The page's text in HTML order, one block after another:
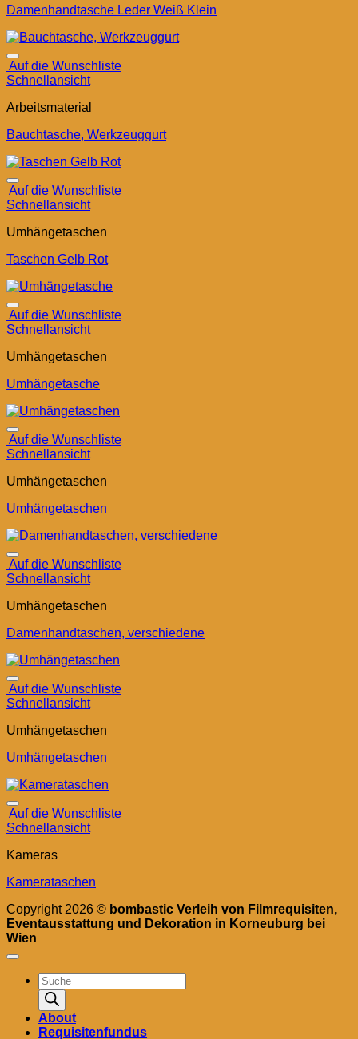
Damenhandtasche Leder Weiß Klein
Auf die Wunschliste
Schnellansicht
Arbeitsmaterial
Bauchtasche, Werkzeuggurt
Auf die Wunschliste
Schnellansicht
Umhängetaschen
Taschen Gelb Rot
Auf die Wunschliste
Schnellansicht
Umhängetaschen
Umhängetasche
Auf die Wunschliste
Schnellansicht
Umhängetaschen
Umhängetaschen
Auf die Wunschliste
Schnellansicht
Umhängetaschen
Damenhandtaschen, verschiedene
Auf die Wunschliste
Schnellansicht
Umhängetaschen
Umhängetaschen
Auf die Wunschliste
Schnellansicht
Kameras
Kamerataschen
Copyright 2026 © bombastic Verleih von Filmrequisiten,
Eventausstattung und Dekoration in Korneuburg bei
Wien
Products
search
About
Requisitenfundus